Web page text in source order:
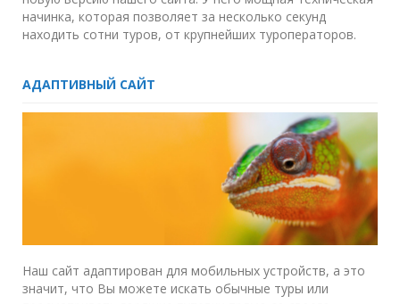
начинка, которая позволяет за несколько секунд
находить сотни туров, от крупнейших туроператоров.
АДАПТИВНЫЙ САЙТ
Наш сайт адаптирован для мобильных устройств, а это
значит, что Вы можете искать обычные туры или